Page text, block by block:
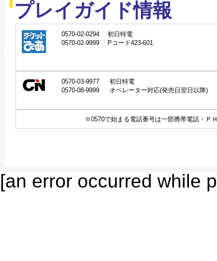
プレイガイド情報
0570-02-0294 初日特電
0570-02-9999 Pコード423-601
0570-03-9977 初日特電
0570-08-9999 オペレーター対応(発売日翌日以降)
※0570で始まる電話番号は一部携帯電話・Ｐ
[an error occurred while